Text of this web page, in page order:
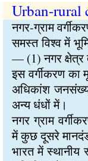
Urban-rural
नगर-ग्राम
समस्त विश्व में भूमि
— (1) नगर क्षेत्र
इस वर्गीकरण का
अधिकांश
अन्य धंधों में।
नगर ग्राम
में कुछ दूसरे
भारत में स्थानीय